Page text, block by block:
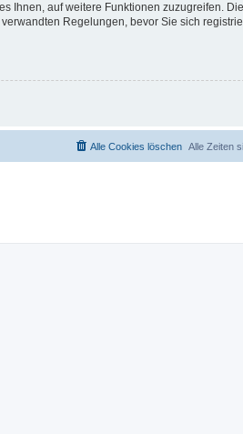
Ihnen, auf weitere Funktionen zuzugreifen.
Regelungen, bevor Sie sich
Alle Zeiten
Alle Cookies löschen